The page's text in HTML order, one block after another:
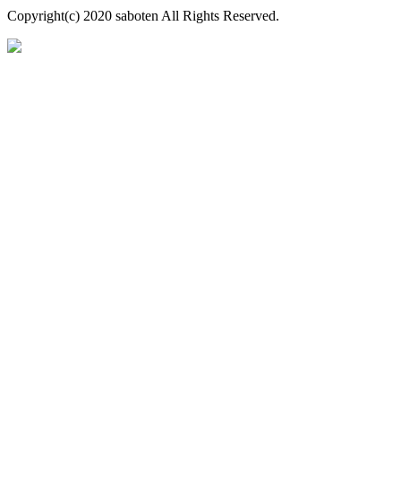
Copyright(c) 2020 saboten All Rights Reserved.